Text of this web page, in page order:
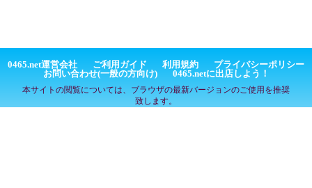
0465.net運営会社 ご利用ガイド 利用規約
プライバシーポリシー
お問い合わせ(一般の方向け)
0465.netに出店しよう！
本サイトの閲覧については、ブラウザの最新バージョンのご使用を推奨
致します。